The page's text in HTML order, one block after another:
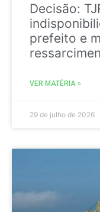
Decisão:
prefeito e
VER MATÉRIA »
29 de julho de 2026